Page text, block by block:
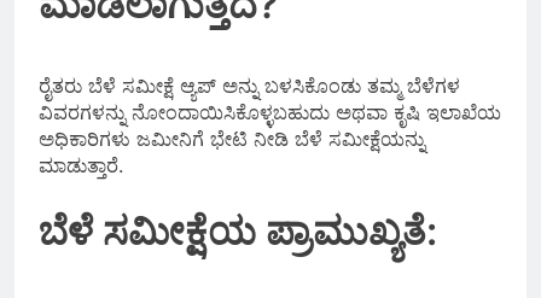
ರೈತರು ಬೆಳೆ ಸಮೀಕ್ಷೆ ಆ್ಯಪ್ ಅನ್ನು ಬಳಸಿಕೊಂಡು ತಮ್ಮ ಬೆಳೆಗಳ
ವಿವರಗಳನ್ನು ನೋಂದಾಯಿಸಿಕೊಳ್ಳಬಹುದು ಅಥವಾ ಕೃಷಿ ಇಲಾಖೆಯ
ಅಧಿಕಾರಿಗಳು ಜಮೀನಿಗೆ ಭೇಟಿ ನೀಡಿ ಬೆಳೆ ಸಮೀಕ್ಷೆಯನ್ನು
ಮಾಡುತ್ತಾರೆ.
ಬೆಳೆ ಸಮೀಕ್ಷೆಯ ಪ್ರಾಮುಖ್ಯತೆ: